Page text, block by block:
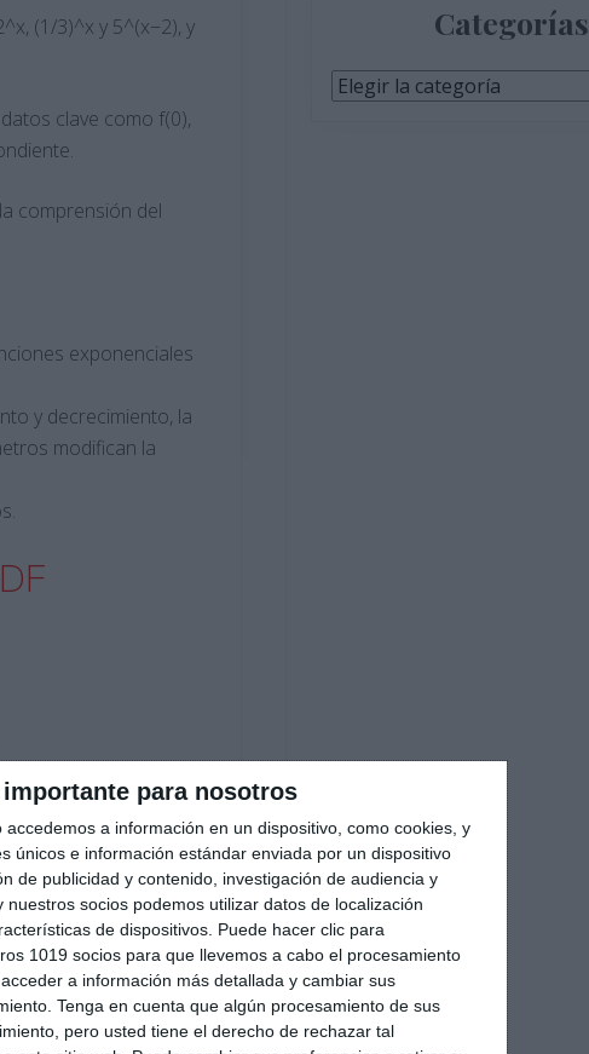
para nosotros
accedemos a información en un dispositivo, como cookies, y
únicos e información estándar enviada por un dispositivo
de publicidad y contenido, investigación de audiencia y
socios podemos utilizar datos de localización
de dispositivos. Puede hacer clic para
1019 socios para que llevemos a cabo el procesamiento
a información más detallada y cambiar sus
Tenga en cuenta que algún procesamiento de sus
pero usted tiene el derecho de rechazar tal
(1/3)^x y 5^(x−2), y
clave como f(0),
comprensión del
exponenciales
y decrecimiento, la
modifican la
Suscribirse
553 suscriptores
WHATSAPP
Categorías
Categorías